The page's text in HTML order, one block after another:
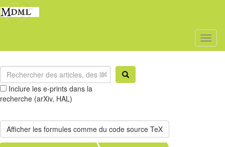
Inclure les e-prints dans la
recherche (arXiv, HAL)